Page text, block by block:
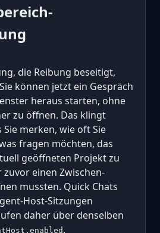
die Reibung beseitigt,
können jetzt ein Gespräch
heraus starten, ohne
zu öffnen. Das klingt
Sie merken, wie oft Sie
fragen möchten, das
geöffneten Projekt zu
einen Zwischen-
mussten. Quick Chats
Host-Sitzungen
daher über denselben
.